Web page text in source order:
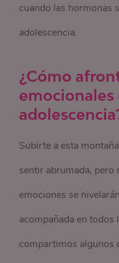
cuando las hormonas
adolescencia.
¿Cómo
emocionales
Subirte a esta
sentir abrumada, pero
emociones se
acompañada en
compartimos algunos